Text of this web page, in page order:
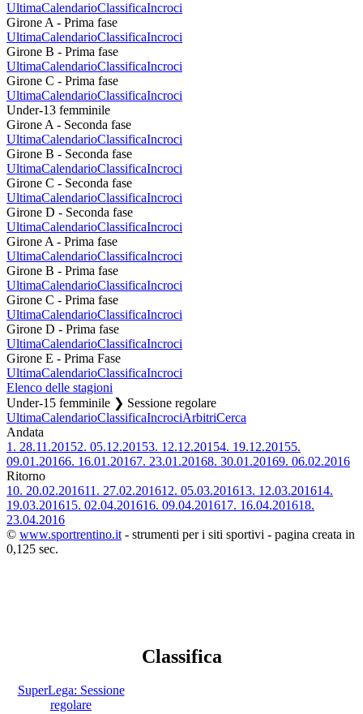
UltimaCalendarioClassificaIncroci
Girone A - Prima fase
UltimaCalendarioClassificaIncroci
Girone B - Prima fase
UltimaCalendarioClassificaIncroci
Girone C - Prima fase
UltimaCalendarioClassificaIncroci
Under-13 femminile
Girone A - Seconda fase
UltimaCalendarioClassificaIncroci
Girone B - Seconda fase
UltimaCalendarioClassificaIncroci
Girone C - Seconda fase
UltimaCalendarioClassificaIncroci
Girone D - Seconda fase
UltimaCalendarioClassificaIncroci
Girone A - Prima fase
UltimaCalendarioClassificaIncroci
Girone B - Prima fase
UltimaCalendarioClassificaIncroci
Girone C - Prima fase
UltimaCalendarioClassificaIncroci
Girone D - Prima fase
UltimaCalendarioClassificaIncroci
Girone E - Prima Fase
UltimaCalendarioClassificaIncroci
Elenco delle stagioni
Under-15 femminile ❯ Sessione regolare
UltimaCalendarioClassificaIncrociArbitriCerca
Andata
1. 28.11.20152. 05.12.20153. 12.12.20154. 19.12.20155.
09.01.20166. 16.01.20167. 23.01.20168. 30.01.20169. 06.02.2016
Ritorno
10. 20.02.201611. 27.02.201612. 05.03.201613. 12.03.201614.
19.03.201615. 02.04.201616. 09.04.201617. 16.04.201618.
23.04.2016
© www.sportrentino.it - strumenti per i siti sportivi - pagina creata in
0,125 sec.
Classifica
SuperLega: Sessione
regolare